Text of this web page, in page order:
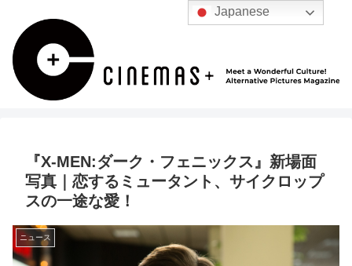
『X-MEN:ダーク・フェニックス』新場面
写真｜恋するミュータント、サイクロップ
スの一途な愛！
ニュース
Japanese